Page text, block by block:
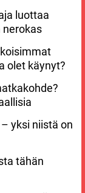
luottaa
nerokas
olet käynyt?
yksi niistä on
tähän